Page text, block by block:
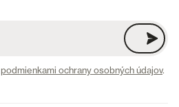
podmienkami ochrany osobných údajov.